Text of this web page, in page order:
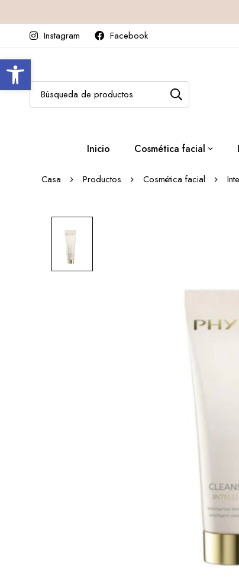
Abrir barra de herramientas
Instagram
Facebook
Inicio Cosmética facial
Casa Productos Cosmética facial